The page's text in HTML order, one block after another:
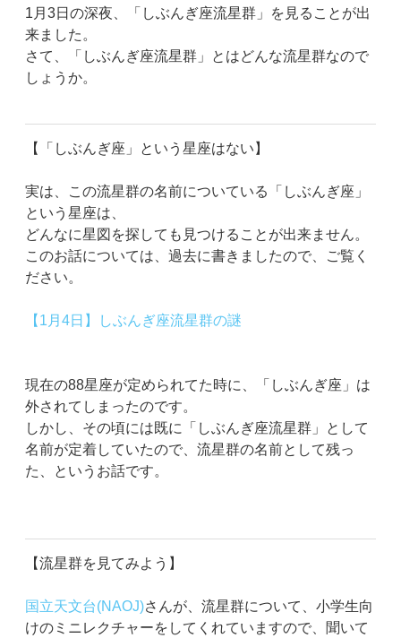
1月3日の深夜、「しぶんぎ座流星群」を見ることが出
来ました。
さて、「しぶんぎ座流星群」とはどんな流星群なので
しょうか。
【「しぶんぎ座」という星座はない】
実は、この流星群の名前についている「しぶんぎ座」
という星座は、
どんなに星図を探しても見つけることが出来ません。
このお話については、過去に書きましたので、ご覧く
ださい。
【1月4日】しぶんぎ座流星群の謎
現在の88星座が定められてた時に、「しぶんぎ座」は
外されてしまったのです。
しかし、その頃には既に「しぶんぎ座流星群」として
名前が定着していたので、流星群の名前として残っ
た、というお話です。
【流星群を見てみよう】
国立天文台(NAOJ)さんが、流星群について、小学生向
けのミニレクチャーをしてくれていますので、聞いて